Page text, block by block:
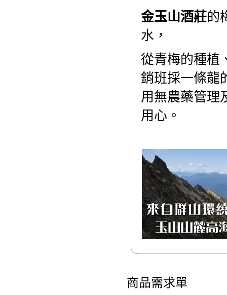
金玉山酒莊的
水，
從青梅的種植
銷班採一條龍
用無農藥管理
用心。
商品需求單